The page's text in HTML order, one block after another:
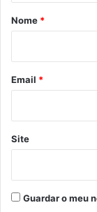
r
*
Nome *
Email *
Site
Guardar o meu